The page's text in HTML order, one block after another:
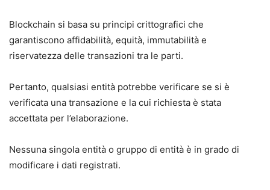
Blockchain si basa su principi crittografici che
garantiscono affidabilità, equità, immutabilità e
riservatezza delle transazioni tra le parti.
Pertanto, qualsiasi entità potrebbe verificare se si è
verificata una transazione e la cui richiesta è stata
accettata per l’elaborazione.
Nessuna singola entità o gruppo di entità è in grado di
modificare i dati registrati.